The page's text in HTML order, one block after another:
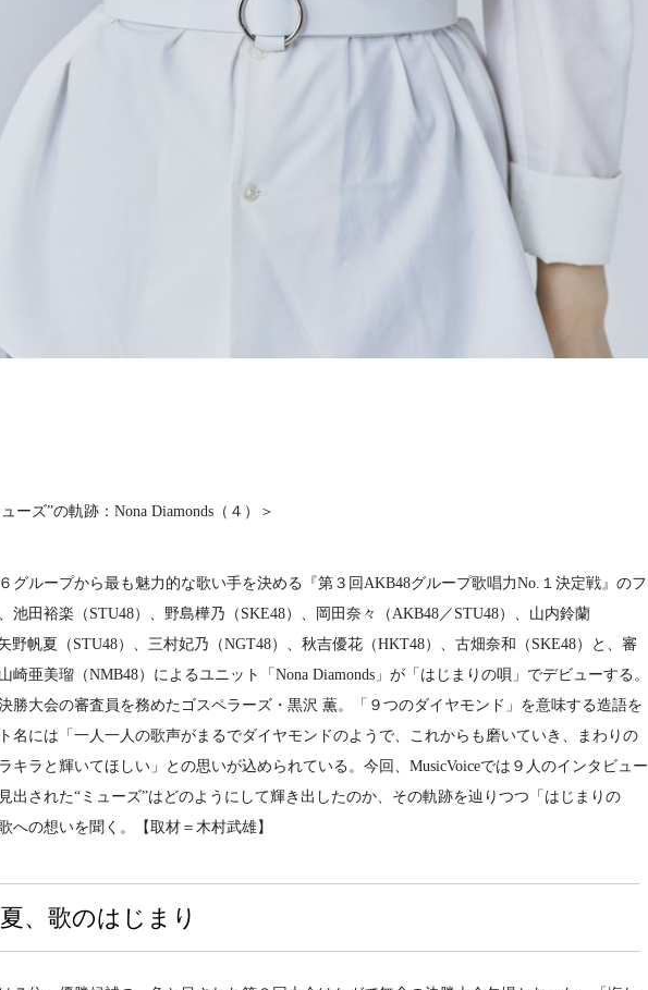
ーズ”の軌跡：Nona Diamonds（４）＞
グループから最も魅力的な歌い手を決める『第３回AKB48グループ歌唱力No.１決定戦』のフ
池田裕楽（STU48）、野島樺乃（SKE48）、岡田奈々（AKB48／STU48）、山内鈴蘭
矢野帆夏（STU48）、三村妃乃（NGT48）、秋吉優花（HKT48）、古畑奈和（SKE48）と、審
崎亜美瑠（NMB48）によるユニット「Nona Diamonds」が「はじまりの唄」でデビューする。
勝大会の審査員を務めたゴスペラーズ・黒沢 薫。「９つのダイヤモンド」を意味する造語を
名には「一人一人の歌声がまるでダイヤモンドのようで、これからも磨いていき、まわりの
キラと輝いてほしい」との思いが込められている。今回、MusicVoiceでは９人のインタビュー
出された“ミューズ”はどのようにして輝き出したのか、その軌跡を辿りつつ「はじまりの
への想いを聞く。【取材＝木村武雄】
、歌のはじまり